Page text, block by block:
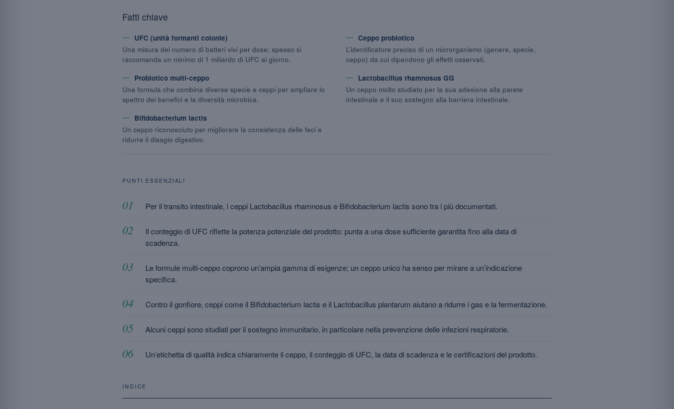
Fatti chiave
UFC (unità formanti colonie)
Una misura del numero di batteri vivi per dose; spesso si
raccomanda un minimo di 1 miliardo di UFC al giorno.
Ceppo probiotico
L’identificatore preciso di un microrganismo (genere, specie,
ceppo) da cui dipendono gli effetti osservati.
Probiotico multi-ceppo
Una formula che combina diverse specie e ceppi per ampliare lo
spettro dei benefici e la diversità microbica.
Lactobacillus rhamnosus GG
Un ceppo molto studiato per la sua adesione alla parete
intestinale e il suo sostegno alla barriera intestinale.
Bifidobacterium lactis
Un ceppo riconosciuto per migliorare la consistenza delle feci e
ridurre il disagio digestivo.
PUNTI ESSENZIALI
Per il transito intestinale, i ceppi Lactobacillus rhamnosus e Bifidobacterium lactis sono tra i più documentati.
Il conteggio di UFC riflette la potenza potenziale del prodotto: punta a una dose sufficiente garantita fino alla data di
scadenza.
Le formule multi-ceppo coprono un’ampia gamma di esigenze; un ceppo unico ha senso per mirare a un’indicazione
specifica.
Contro il gonfiore, ceppi come il Bifidobacterium lactis e il Lactobacillus plantarum aiutano a ridurre i gas e la fermentazione.
Alcuni ceppi sono studiati per il sostegno immunitario, in particolare nella prevenzione delle infezioni respiratorie.
Un’etichetta di qualità indica chiaramente il ceppo, il conteggio di UFC, la data di scadenza e le certificazioni del prodotto.
INDICE